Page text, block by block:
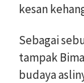
kesan
Sebagai
tampak
budaya